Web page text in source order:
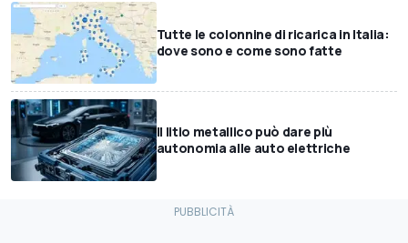
Tutte le colonnine di ricarica in Italia:
dove sono e come sono fatte
Il litio metallico può dare più
autonomia alle auto elettriche